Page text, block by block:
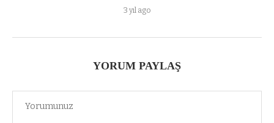
3 yıl ago
YORUM PAYLAŞ